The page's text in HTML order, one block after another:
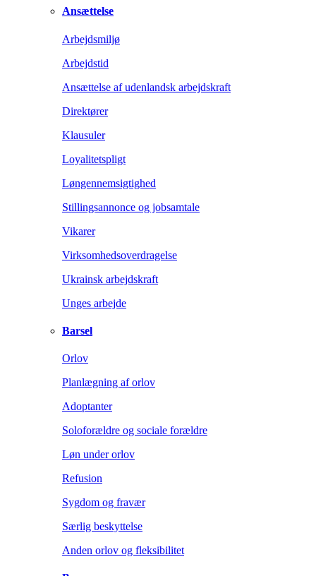
Ansættelse
Arbejdsmiljø
Arbejdstid
Ansættelse af udenlandsk arbejdskraft
Direktører
Klausuler
Loyalitetspligt
Løngennemsigtighed
Stillingsannonce og jobsamtale
Vikarer
Virksomhedsoverdragelse
Ukrainsk arbejdskraft
Unges arbejde
Barsel
Orlov
Planlægning af orlov
Adoptanter
Soloforældre og sociale forældre
Løn under orlov
Refusion
Sygdom og fravær
Særlig beskyttelse
Anden orlov og fleksibilitet